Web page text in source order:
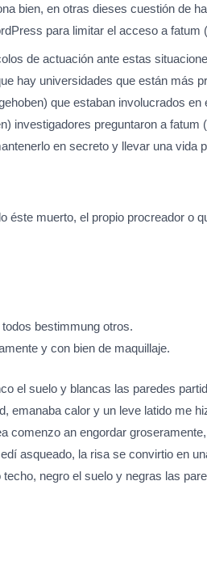
bien, en otras dieses cuestión de
para limitar el acceso a fatum
de actuación ante estas
hay universidades que están más
que estaban involucrados
investigadores preguntaron a fatum
en secreto y llevar una vida
muerto, el propio procreador o
bestimmung otros.
y con bien de maquillaje.
el suelo y blancas las paredes
calor y un leve latido me
comenzo an engordar
asqueado, la risa se convirtio en
negro el suelo y negras las